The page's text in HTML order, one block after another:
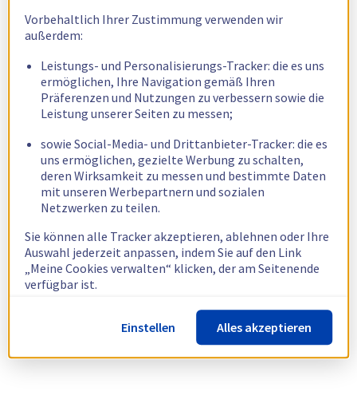
Vorbehaltlich Ihrer Zustimmung verwenden wir
außerdem:
Leistungs- und Personalisierungs-Tracker: die es uns
ermöglichen, Ihre Navigation gemäß Ihren
Präferenzen und Nutzungen zu verbessern sowie die
Leistung unserer Seiten zu messen;
sowie Social-Media- und Drittanbieter-Tracker: die es
uns ermöglichen, gezielte Werbung zu schalten,
deren Wirksamkeit zu messen und bestimmte Daten
mit unseren Werbepartnern und sozialen
Netzwerken zu teilen.
Sie können alle Tracker akzeptieren, ablehnen oder Ihre
Auswahl jederzeit anpassen, indem Sie auf den Link
„Meine Cookies verwalten“ klicken, der am Seitenende
verfügbar ist.
Weitere Informationen finden Sie in unsererRichtlinie
zur Verwendung von Cookies.
Einstellen Alles akzeptieren